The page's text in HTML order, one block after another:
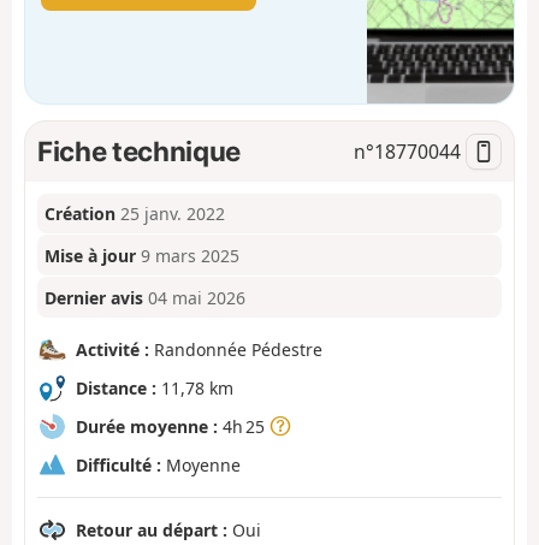
Fiche technique n°18770044
Création 25 janv. 2022
Mise à jour 9 mars 2025
Dernier avis 04 mai 2026
Activité : Randonnée Pédestre
Distance : 11,78 km
Durée moyenne : 4h 25
Difficulté : Moyenne
Retour au départ : Oui